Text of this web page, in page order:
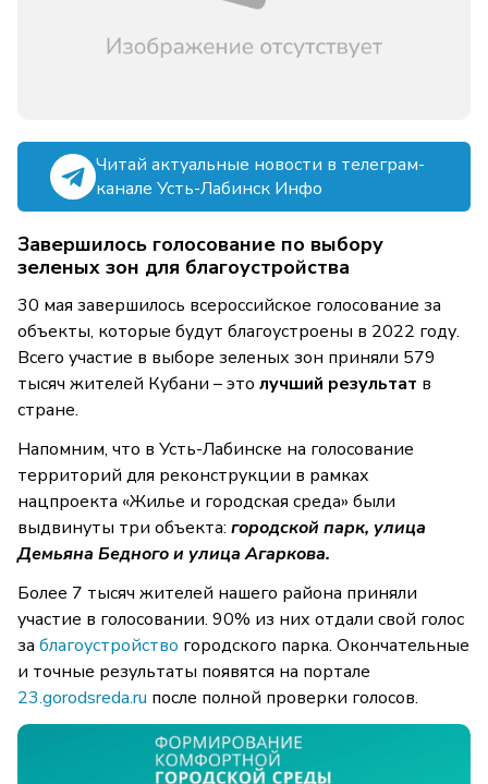
Читай актуальные новости в телеграм-
канале Усть-Лабинск Инфо
Завершилось голосование по выбору
зеленых зон для благоустройства
30 мая завершилось всероссийское голосование за
объекты, которые будут благоустроены в 2022 году.
Всего участие в выборе зеленых зон приняли 579
тысяч жителей Кубани – это лучший результат в
стране.
Напомним, что в Усть-Лабинске на голосование
территорий для реконструкции в рамках
нацпроекта «Жилье и городская среда» были
выдвинуты три объекта: городской парк, улица
Демьяна Бедного и улица Агаркова.
Более 7 тысяч жителей нашего района приняли
участие в голосовании. 90% из них отдали свой голос
за благоустройство городского парка. Окончательные
и точные результаты появятся на портале
23.gorodsreda.ru после полной проверки голосов.